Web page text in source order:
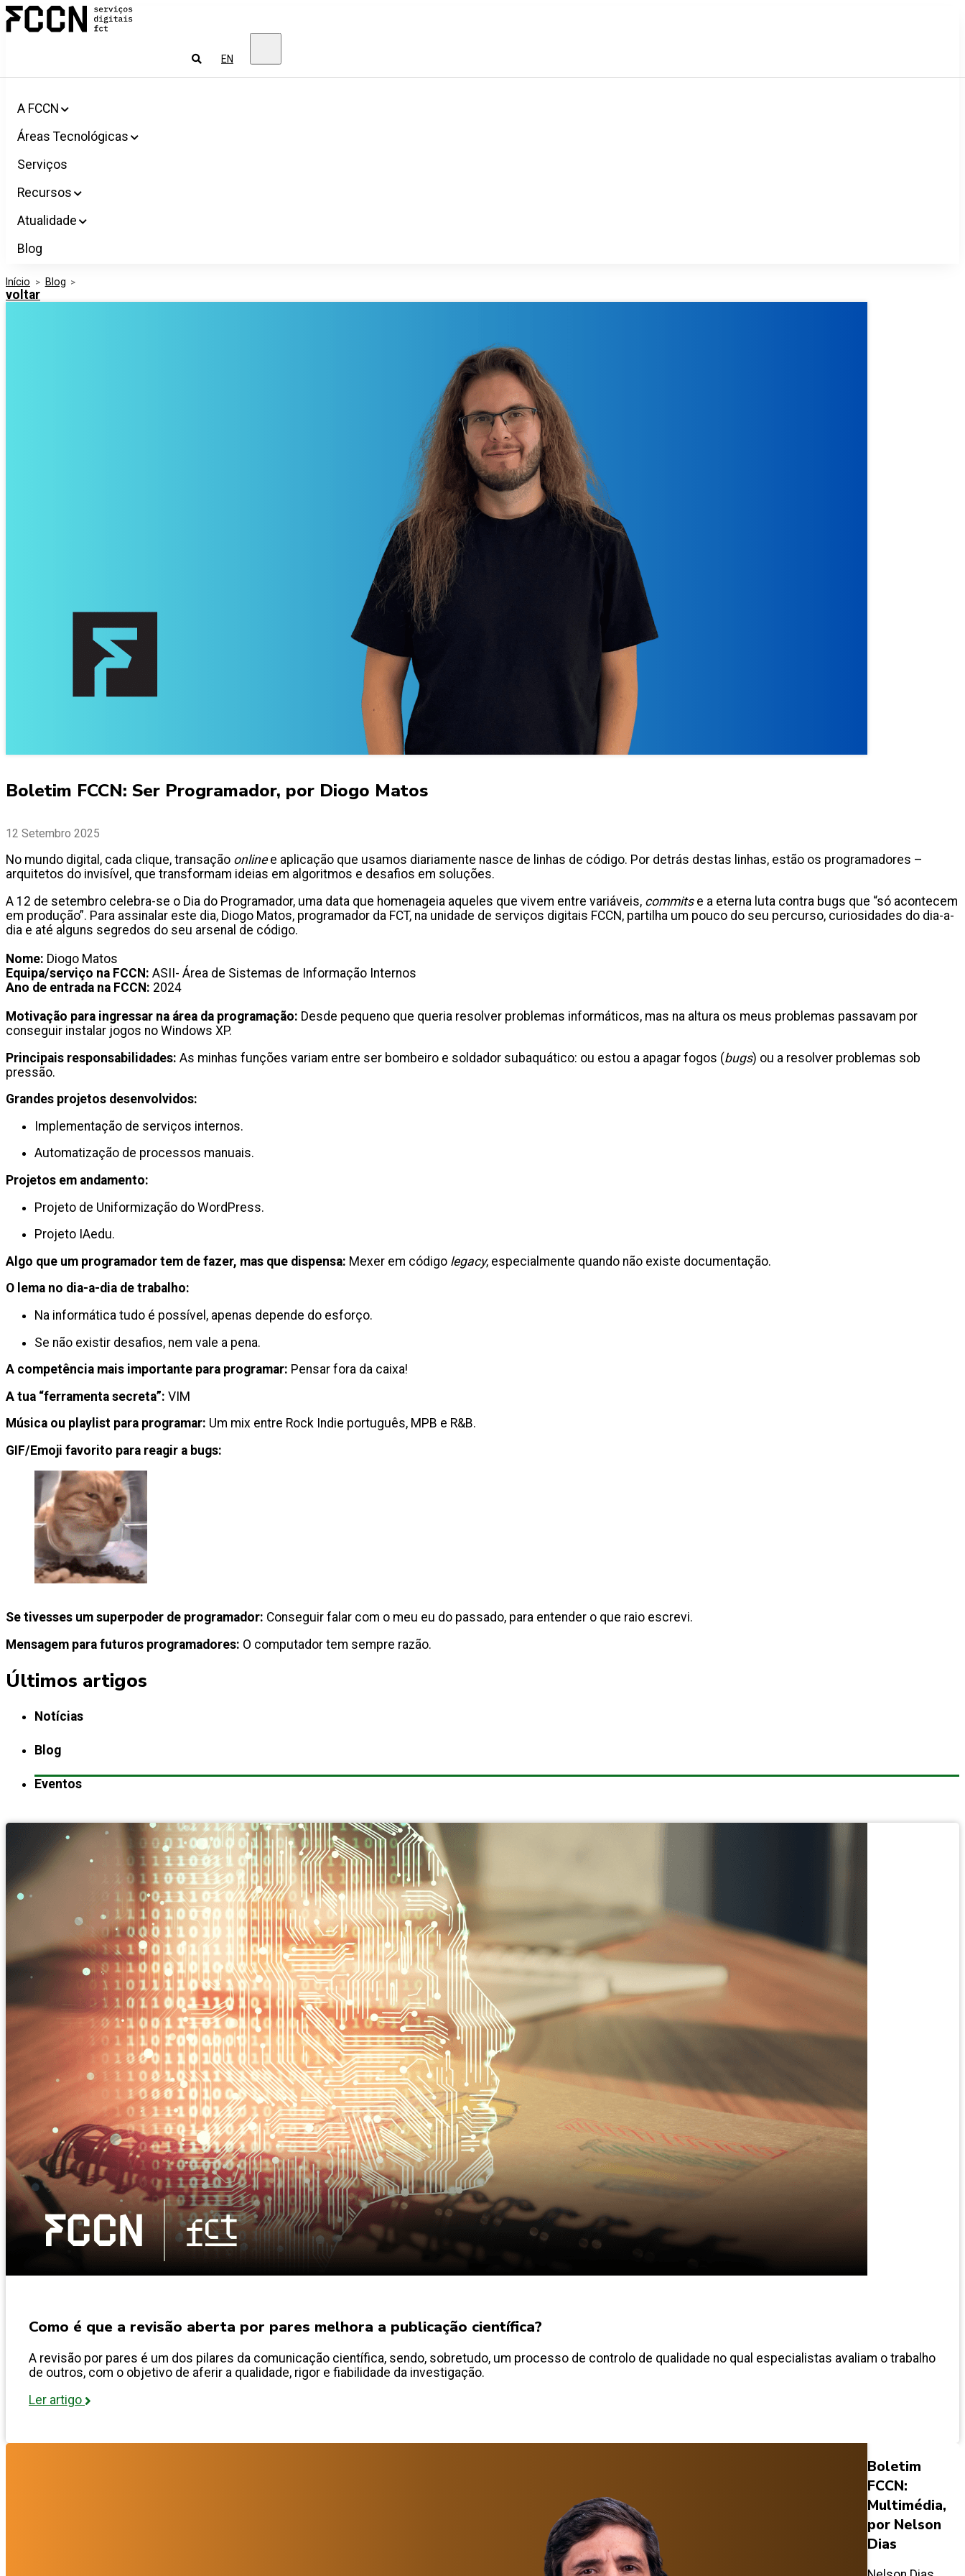
Salta
para
Pesquisar
EN
A FCCN
Áreas Tecnológicas
Serviços
Recursos
Atualidade
Blog
Início > Blog >
voltar
Boletim FCCN: Ser Programador, por Diogo Matos
12 Setembro 2025
No mundo digital, cada clique, transação onlinee aplicação que usamos diariamente nasce de linhas de código. Por detrás destas linhas, estão os programadores –
arquitetos do invisível, que transformam ideias em algoritmos e desafios em soluções.
A 12 de setembro celebra-se o Dia do Programador, uma data que homenageia aqueles que vivem entre variáveis, commits e a eterna luta contra bugs que “só acontecem
em produção”. Para assinalar este dia, Diogo Matos, programador da FCT, na unidade de serviços digitais FCCN, partilha um pouco do seu percurso, curiosidades do dia-a-
dia e até alguns segredos do seu arsenal de código.
Nome: Diogo Matos
Equipa/serviço na FCCN: ASII- Área de Sistemas de Informação Internos
Ano de entrada na FCCN: 2024
Motivação para ingressar na área da programação: Desde pequeno que queria resolver problemas informáticos, mas na altura os meus problemas passavam por
conseguir instalar jogos no Windows XP.
Principais responsabilidades: As minhas funções variam entre ser bombeiro e soldador subaquático: ou estou a apagar fogos (bugs) ou a resolver problemas sob
pressão.
Grandes projetos desenvolvidos:
Implementação de serviços internos.
Automatização de processos manuais.
Projetos em andamento:
Projeto de Uniformização do WordPress.
Projeto IAedu.
Algo que um programador tem de fazer, mas que dispensa: Mexer em código legacy, especialmente quando não existe documentação.
O lema no dia-a-dia de trabalho:
Na informática tudo é possível, apenas depende do esforço.
Se não existir desafios, nem vale a pena.
A competência mais importante para programar: Pensar fora da caixa!
A tua “ferramenta secreta”: VIM
Música ou playlist para programar: Um mix entre Rock Indie português, MPB e R&B.
GIF/Emoji favorito para reagir a bugs:
Se tivesses um superpoder de programador: Conseguir falar com o meu eu do passado, para entender o que raio escrevi.
Mensagem para futuros programadores: O computador tem sempre razão.
Últimos artigos
Notícias
Blog
Eventos
Como é que a revisão aberta por pares melhora a publicação científica?
A revisão por pares é um dos pilares da comunicação científica, sendo, sobretudo, um processo de controlo de qualidade no qual especialistas avaliam o trabalho
de outros, com o objetivo de aferir a qualidade, rigor e fiabilidade da investigação.
Ler artigo
Boletim
FCCN:
Multimédia,
por Nelson
Dias